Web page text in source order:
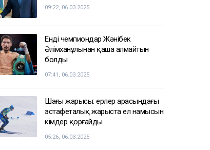
09:22, 06.03.2025
Енді чемпиондар Жәнібек
Әлімханұлынан қаша алмайтын
болды
07:41, 06.03.2025
Шаңғы жарысы: ерлер арасындағы
эстафеталық жарыста ел намысын
кімдер қорғайды
05:26, 06.03.2025